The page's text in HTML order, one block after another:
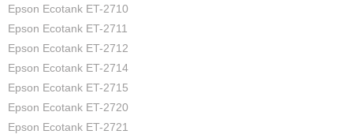
70ml
Geel
70ml
Merk
InktDL®
Verzendmethode
Pakketpost
Garantie
Epson Ecotank ET-2710
Epson Ecotank ET-2711
Epson Ecotank ET-2712
Epson Ecotank ET-2714
Epson Ecotank ET-2715
Epson Ecotank ET-2720
Epson Ecotank ET-2721